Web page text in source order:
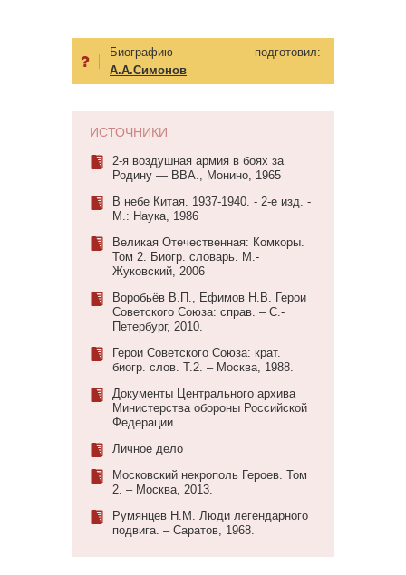
Биографию подготовил:
А.А.Симонов
ИСТОЧНИКИ
2-я воздушная армия в боях за
Родину — ВВА., Монино, 1965
В небе Китая. 1937-1940. - 2-е изд. -
М.: Наука, 1986
Великая Отечественная: Комкоры.
Том 2. Биогр. словарь. М.-
Жуковский, 2006
Воробьёв В.П., Ефимов Н.В. Герои
Советского Союза: справ. – С.-
Петербург, 2010.
Герои Советского Союза: крат.
биогр. слов. Т.2. – Москва, 1988.
Документы Центрального архива
Министерства обороны Российской
Федерации
Личное дело
Московский некрополь Героев. Том
2. – Москва, 2013.
Румянцев Н.М. Люди легендарного
подвига. – Саратов, 1968.